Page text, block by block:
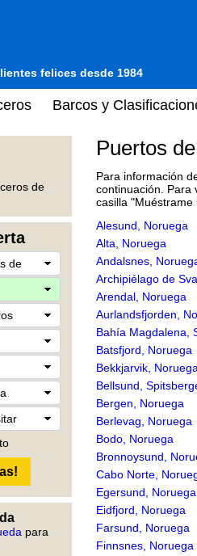
felices desde 1984
Barcos y
de
para
Puertos
Para información
continuación.
Para
casilla
Alesund, Noruega
Alta, Noruega
Andalsnes,
Archipiélago de
Arendal, Noruega
Aurlandsfjorden,
Bahía Magdalena,
Batsfjord, Noruega
Bekkjarvik,
Bellsund,
Bergen, Noruega
Berlevag, Noruega
Bodo, Noruega
Bronnoysund,
Cabo Norte,
Egersund, Noruega
Eidfjord, Noruega
Farsund, Noruega
Finnsnes, Noruega